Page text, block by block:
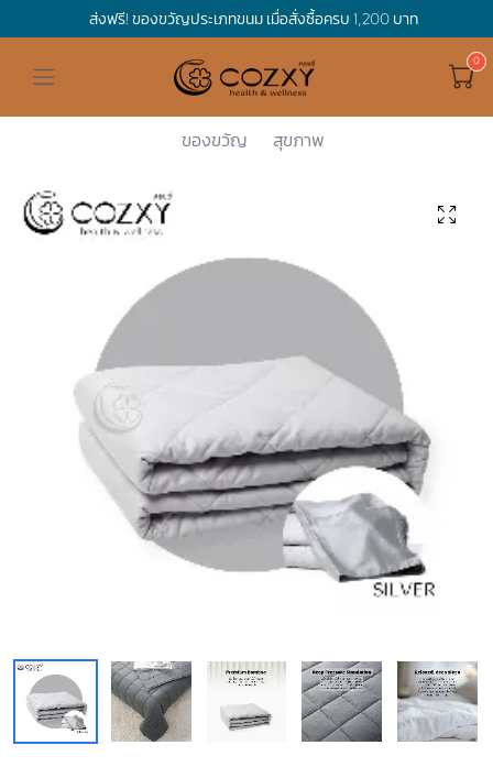
ส่งฟรี! ของขวัญประเภทขนม เมื่อสั่งซื้อครบ 1,200 บาท
ของขวัญ สุขภาพ
ของใช้ในบ้... ผ้าห่มถ่วง...
ดูทั้งหมด ของขวัญและเทศกาล
Holidays
ดูทั้งหมด Holidays
Father's day
Chinese New Year
Songkran's day
ดูทั้งหมด By Occasion
Stay Safe
Get well soon
Thank you
Congrats to you
ดูทั้งหมด Special one
For Her
ดูทั้งหมด เครื่องดื่ม
ดูทั้งหมด Premium Bird's Nest
Gift Boxes
Flower Collection
Tea
ดูทั้งหมด Tea
Tasting Boxes
ดูทั้งหมด Luxury
Non-Alcoholic Beverage
ดูทั้งหมด อาหาร
ดูทั้งหมด Wholegrain
Organic Rice
Cookies
ดูทั้งหมด Cookies
Gift Boxes
ดูทั้งหมด Chocolate
Tasting Boxes
ดูทั้งหมด Macaron
Tasting Boxes
Best Sellers
ดูทั้งหมด ของใช้ในบ้าน
หมอนประคบร้อนเย็น
เกี่ยวกับเรา
Gift box
Corporate Gift
Wedding Gift